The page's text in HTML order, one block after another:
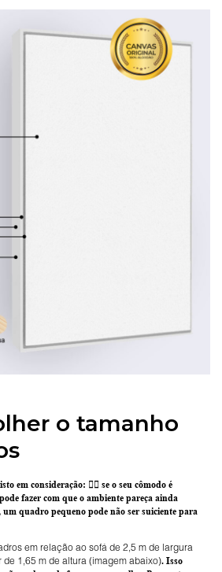
o tamanho
em consideração: 👉🏽 se o seu cômodo é
fazer com que o ambiente pareça ainda
um quadro pequeno pode não ser suiciente para
em relação ao sofá de 2,5 m de largura
1,65 m de altura (imagem abaixo). Isso